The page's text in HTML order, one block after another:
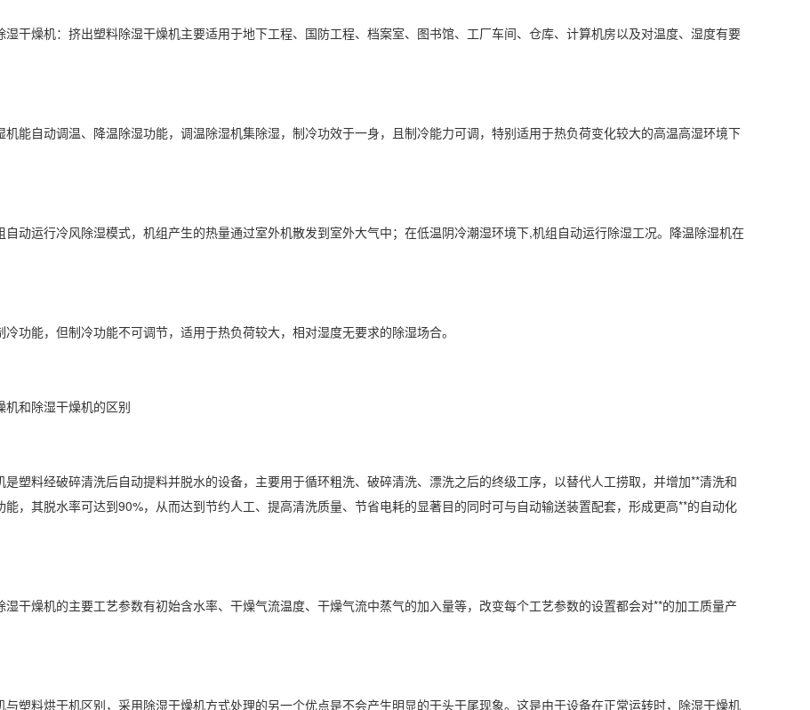
湿干燥机：挤出塑料除湿干燥机主要适用于地下工程、国防工程、档案室、图书馆、工厂车间、仓库、计算机房以及对温度、 湿度有要
机能自动调温、降温除湿功能， 调温除湿机集除湿，制冷功效于一身，且制冷能力可调，特别适用于热负荷变化较大的高温高湿环境下
动运行冷风除湿模式，机组产生的热量通过室外机散发到室外大气中；在低温阴冷潮湿环境下,机组自动运行除湿工况。 降温除湿机在
能，但制冷功能不可调节，适用于热负荷较大， 相对湿度无要求的除湿场合。
和除湿干燥机的区别
料经破碎清洗后自动提料并脱水的设备，主要用于循环粗洗、破碎清洗、漂洗之后的终级工序，以替代人工捞取，并增加**清洗和
能，其脱水率可达到90%，从而达到节约人工、提高清洗质量、节省电耗的显著目的同时可与自动输送装置配套，形成更高**的自动化
燥机的主要工艺参数有初始含水率、干燥气流温度、干燥气流中蒸气的加入量等，改变每个工艺参数的设置都会对**的加工质量产
塑料烘干机区别，采用除湿干燥机方式处理的另一个优点是不会产生明显的干头干尾现象。这是由于设备在正常运转时，除湿干燥机